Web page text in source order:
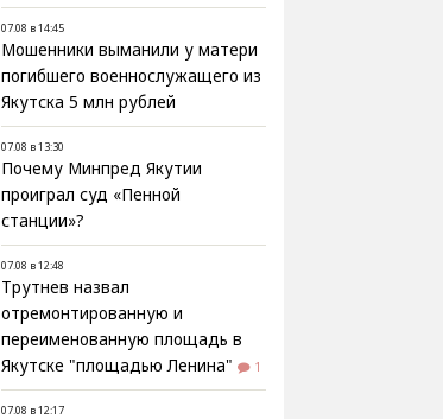
07.08 в 14:45
Мошенники выманили у матери
погибшего военнослужащего из
Якутска 5 млн рублей
07.08 в 13:30
Почему Минпред Якутии
проиграл суд «Пенной
станции»?
07.08 в 12:48
Трутнев назвал
отремонтированную и
переименованную площадь в
Якутске "площадью Ленина"
1
07.08 в 12:17